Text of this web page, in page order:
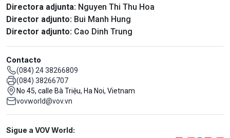
Directora adjunta: Nguyen Thi Thu Hoa
Director adjunto: Bui Manh Hung
Director adjunto: Cao Dinh Trung
Contacto
(084) 24 38266809
(084) 38266707
No 45, calle Bà Triệu, Ha Noi, Vietnam
vovworld@vov.vn
Mạng xã hội
Sigue a VOV World: